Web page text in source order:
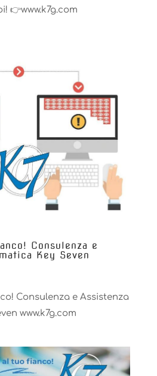
👉www.k7g.com
Consulenza e
Key Seven
Consulenza e Assistenza
www.k7g.com